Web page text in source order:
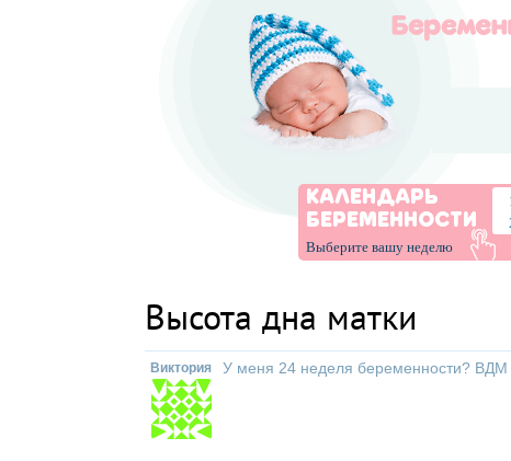
КАЛЕНДАРЬ
БЕРЕМЕННОСТИ
Выберите вашу неделю
Высота дна матки
Виктория У меня 24 неделя беременности? ВДМ